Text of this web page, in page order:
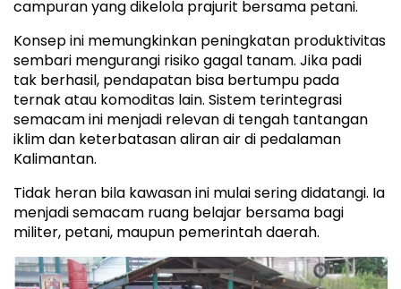
campuran yang dikelola prajurit bersama petani.
Konsep ini memungkinkan peningkatan produktivitas
sembari mengurangi risiko gagal tanam. Jika padi
tak berhasil, pendapatan bisa bertumpu pada
ternak atau komoditas lain. Sistem terintegrasi
semacam ini menjadi relevan di tengah tantangan
iklim dan keterbatasan aliran air di pedalaman
Kalimantan.
Tidak heran bila kawasan ini mulai sering didatangi. Ia
menjadi semacam ruang belajar bersama bagi
militer, petani, maupun pemerintah daerah.